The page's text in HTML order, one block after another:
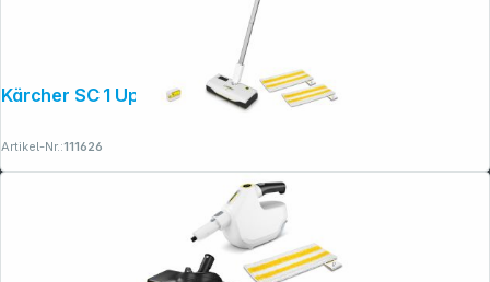
Kärcher SC 1 Upright Dampfreiniger
Artikel-Nr.:111626